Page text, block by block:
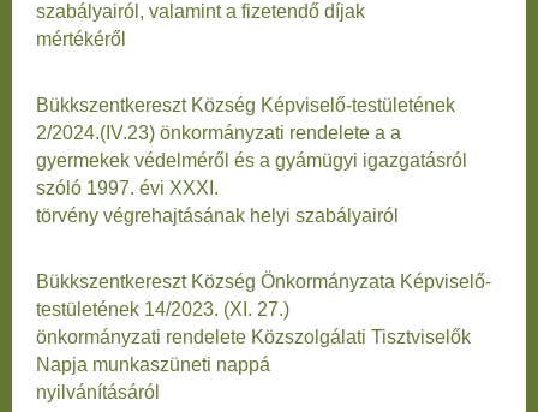
szabályairól, valamint a fizetendő díjak
mértékéről
Bükkszentkereszt Község Képviselő-testületének
2/2024.(IV.23) önkormányzati rendelete a a
gyermekek védelméről és a gyámügyi igazgatásról
szóló 1997. évi XXXI.
törvény végrehajtásának helyi szabályairól
Bükkszentkereszt Község Önkormányzata Képviselő-
testületének 14/2023. (XI. 27.)
önkormányzati rendelete Közszolgálati Tisztviselők
Napja munkaszüneti nappá
nyilvánításáról